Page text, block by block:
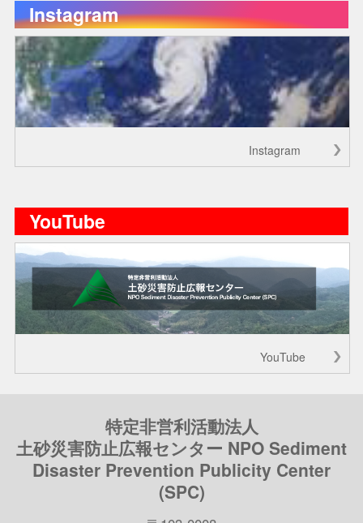
Instagram
Instagram
YouTube
YouTube
特定非営利活動法人
土砂災害防止広報センター NPO Sediment
Disaster Prevention Publicity Center
(SPC)